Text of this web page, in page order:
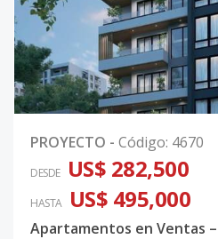
PROYECTO - Código: 4670
DESDE US$ 282,500
HASTA US$ 495,000